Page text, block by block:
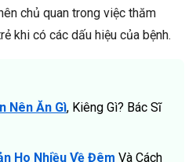
chủ quan trong việc thăm
khi có các dấu hiệu của bệnh.
Nên Ăn Gì, Kiêng Gì? Bác Sĩ
Ho Nhiều Về Đêm Và Cách